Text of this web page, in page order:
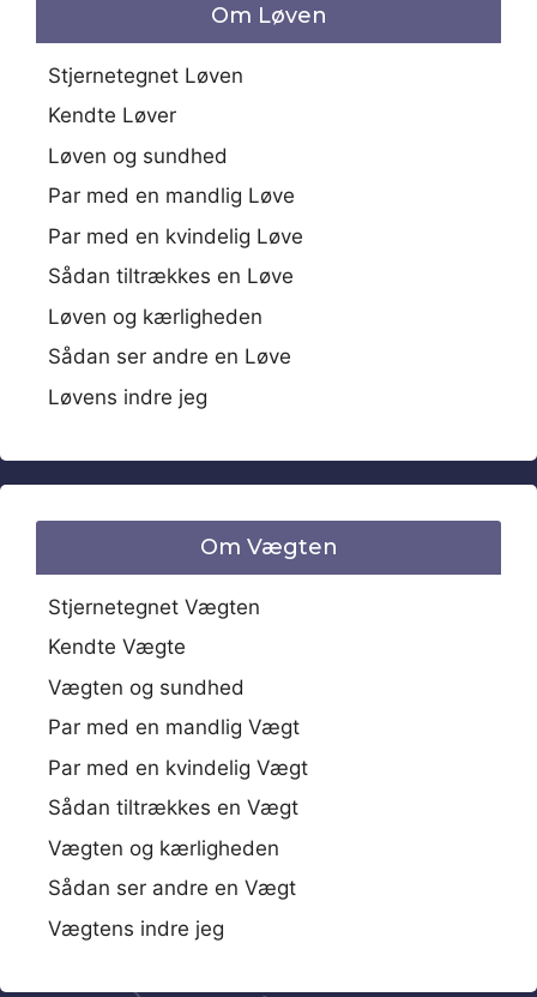
Om Løven
Stjernetegnet Løven
Kendte Løver
Løven og sundhed
Par med en mandlig Løve
Par med en kvindelig Løve
Sådan tiltrækkes en Løve
Løven og kærligheden
Sådan ser andre en Løve
Løvens indre jeg
Om Vægten
Stjernetegnet Vægten
Kendte Vægte
Vægten og sundhed
Par med en mandlig Vægt
Par med en kvindelig Vægt
Sådan tiltrækkes en Vægt
Vægten og kærligheden
Sådan ser andre en Vægt
Vægtens indre jeg